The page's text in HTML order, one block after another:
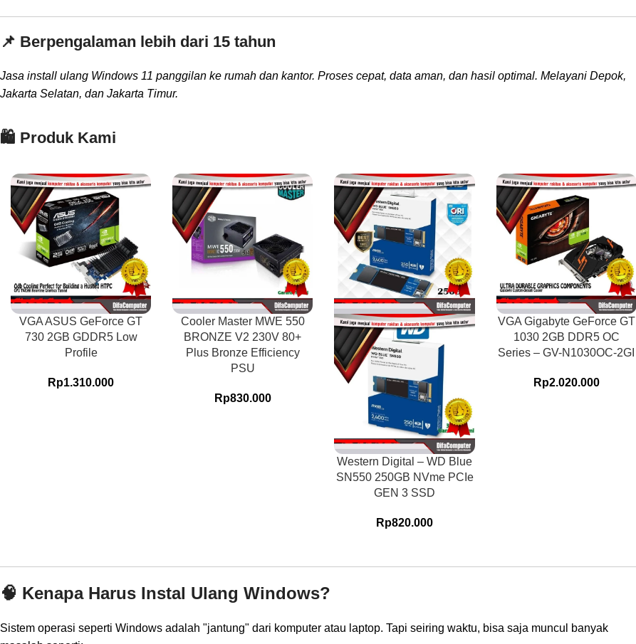
📌 Berpengalaman lebih dari 15 tahun
Jasa install ulang Windows 11 panggilan ke rumah dan kantor. Proses cepat, data aman, dan hasil optimal. Melayani Depok,
Jakarta Selatan, dan Jakarta Timur.
🛍️ Produk Kami
VGA ASUS GeForce GT
730 2GB GDDR5 Low
Profile
Rp1.310.000
Cooler Master MWE 550
BRONZE V2 230V 80+
Plus Bronze Efficiency
PSU
Rp830.000
Western Digital – WD Blue
SN550 250GB NVme PCIe
GEN 3 SSD
Rp820.000
VGA Gigabyte GeForce GT
1030 2GB DDR5 OC
Series – GV-N1030OC-2GI
Rp2.020.000
🧠 Kenapa Harus Instal Ulang Windows?
Sistem operasi seperti Windows adalah "jantung" dari komputer atau laptop. Tapi seiring waktu, bisa saja muncul banyak